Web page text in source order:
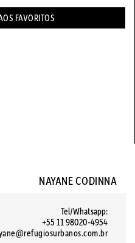
FAVORITOS
NAYANE CODINNA
Tel/Whatsapp:
+55 11 98020-4954